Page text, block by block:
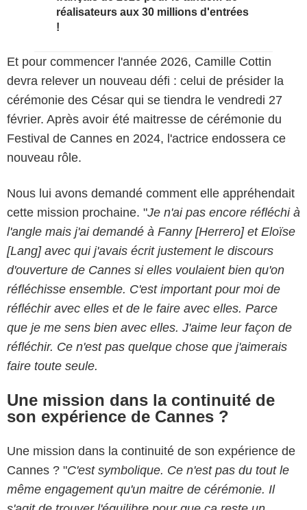
réalisateurs aux 30 millions d'entrées
!
Et pour commencer l'année 2026, Camille Cottin
devra relever un nouveau défi : celui de présider la
cérémonie des César qui se tiendra le vendredi 27
février. Après avoir été maitresse de cérémonie du
Festival de Cannes en 2024, l'actrice endossera ce
nouveau rôle.
Nous lui avons demandé comment elle appréhendait
cette mission prochaine. "Je n'ai pas encore réfléchi à
l'angle mais j'ai demandé à Fanny [Herrero] et Eloïse
[Lang] avec qui j'avais écrit justement le discours
d'ouverture de Cannes si elles voulaient bien qu'on
réfléchisse ensemble. C'est important pour moi de
réfléchir avec elles et de le faire avec elles. Parce
que je me sens bien avec elles. J'aime leur façon de
réfléchir. Ce n'est pas quelque chose que j'aimerais
faire toute seule.
Une mission dans la continuité de
son expérience de Cannes ?
Une mission dans la continuité de son expérience de
Cannes ? "C'est symbolique. Ce n'est pas du tout le
même engagement qu'un maitre de cérémonie. Il